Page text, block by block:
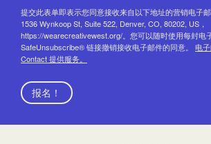
提交此表单即表示您同意接收来自以下地址的营销电子
1536 Wynkoop St, Suite 522, Denver, CO, 80202, US，
https://wearecreativewest.org/。您可以随时使用每封电
SafeUnsubscribe® 链接撤销接收电子邮件的同意。 电
Contact 提供服务。
报名！